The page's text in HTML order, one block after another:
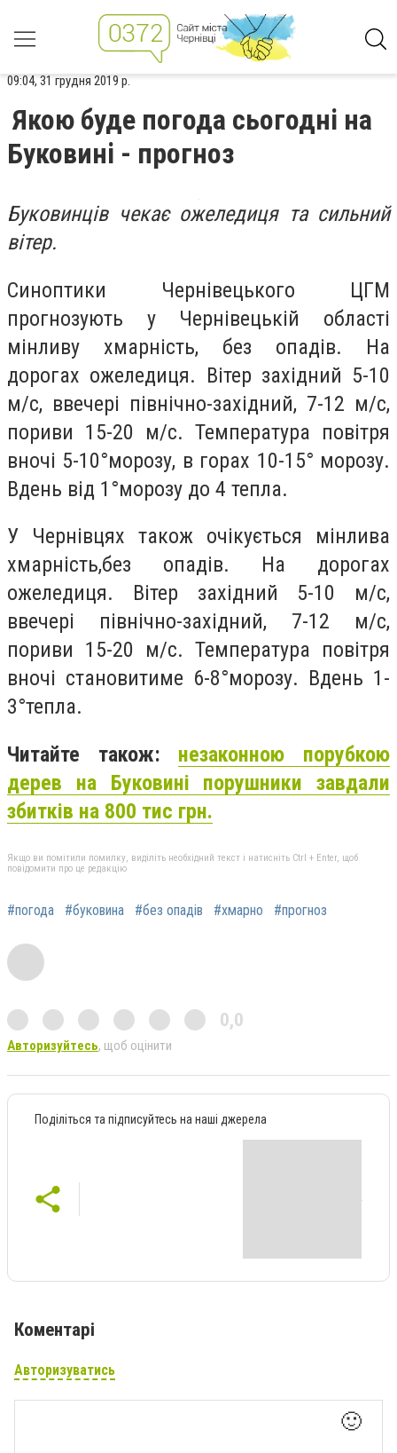
09:04, 31 грудня 2019 р.
Якою буде погода сьогодні на
Буковині - прогноз
Буковинців чекає ожеледиця та сильний
вітер.
Синоптики Чернівецького ЦГМ
прогнозують у Чернівецькій області
мінливу хмарність, без опадів. На
дорогах ожеледиця. Вiтер західний 5-10
м/с, ввечері північно-західний, 7-12 м/с,
пориви 15-20 м/с. Температура повітря
вночі 5-10°морозу, в горах 10-15° морозу.
Вдень від 1°морозу до 4 тепла.
У Чернівцях також очікується мінлива
хмарність,без опадів. На дорогах
ожеледиця. Вiтер західний 5-10 м/с,
ввечері північно-західний, 7-12 м/с,
пориви 15-20 м/с. Температура повітря
вночі становитиме 6-8°морозу. Вдень 1-
3°тепла.
Читайте також: незаконною порубкою
дерев на Буковині порушники завдали
збитків на 800 тис грн.
Якщо ви помітили помилку, виділіть необхідний текст і натисніть Ctrl + Enter, щоб
повідомити про це редакцію
#погода #буковина #без опадів #хмарно #прогноз
0,0
Авторизуйтесь, щоб оцінити
Поділіться та підписуйтесь на наші джерела
Коментарі
Авторизуватись
🙂